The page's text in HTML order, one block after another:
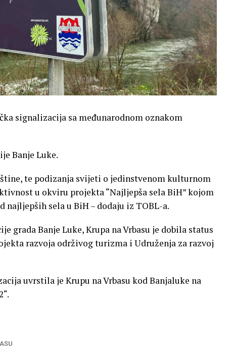
signalizacija sa međunarodnom oznakom
Banje Luke.
te podizanja svijeti o jedinstvenom kulturnom
u okviru projekta “Najljepša sela BiH” kojom
najljepših sela u BiH – dodaju iz TOBL-a.
grada Banje Luke, Krupa na Vrbasu je dobila status
razvoja održivog turizma i Udruženja za razvoj
uvrstila je Krupu na Vrbasu kod Banjaluke na